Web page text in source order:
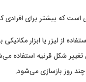
که بیشتر برای افرادی
از لیزر یا ابزار
تغییر شکل قرنیه استفاده
روز بازسازی می‌شود.